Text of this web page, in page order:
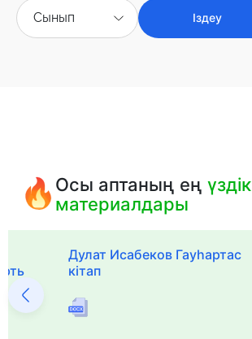
Сынып Іздеу
Осы аптаның еңүздік
материалдары
Дулат Исабеков Гауһартас
кітап